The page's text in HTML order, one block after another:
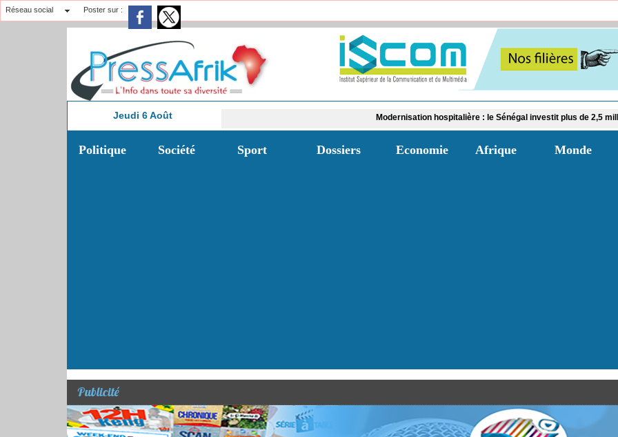
Réseau social Poster sur :
Jeudi 6 Août Modernisation hospitalière : le Sénégal investit plus de 2,5 milliards FCFA
Politique Société Sport Dossiers Economie Afrique Monde
Publicité